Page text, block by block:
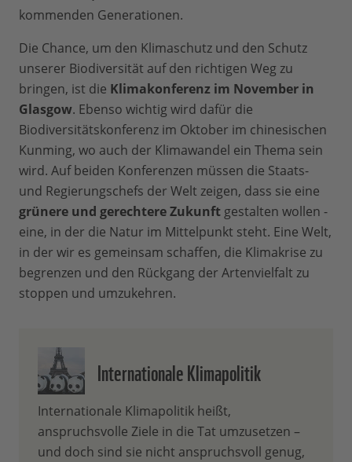
kommenden Generationen.
Die Chance, um den Klimaschutz und den Schutz
unserer Biodiversität auf den richtigen Weg zu
bringen, ist die Klimakonferenz im November in
Glasgow. Ebenso wichtig wird dafür die
Biodiversitätskonferenz im Oktober im chinesischen
Kunming, wo auch der Klimawandel ein Thema sein
wird. Auf beiden Konferenzen müssen die Staats-
und Regierungschefs der Welt zeigen, dass sie eine
grünere und gerechtere Zukunft gestalten wollen -
eine, in der die Natur im Mittelpunkt steht. Eine Welt,
in der wir es gemeinsam schaffen, die Klimakrise zu
begrenzen und den Rückgang der Artenvielfalt zu
stoppen und umzukehren.
Internationale Klimapolitik
Internationale Klimapolitik heißt,
anspruchsvolle Ziele in die Tat umzusetzen –
und doch sind sie nicht anspruchsvoll genug,